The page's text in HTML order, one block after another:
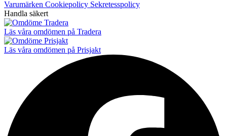
Varumärken Cookiepolicy Sekretesspolicy
Handla säkert
Läs våra omdömen på Tradera
Läs våra omdömen på Prisjakt